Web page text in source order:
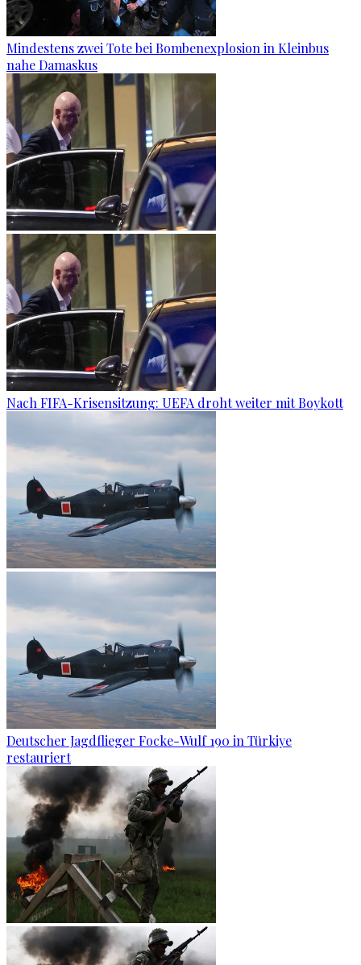
Mindestens zwei Tote bei Bombenexplosion in Kleinbus
nahe Damaskus
Nach FIFA-Krisensitzung: UEFA droht weiter mit Boykott
Deutscher Jagdflieger Focke-Wulf 190 in Türkiye
restauriert